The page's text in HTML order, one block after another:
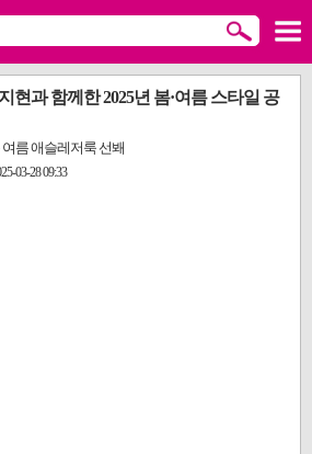
현과 함께한 2025년 봄·여름 스타일 공
름 애슬레저룩 선봬
03-28 09:33